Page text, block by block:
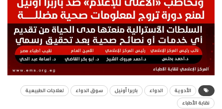
الأدوية الدواء باربرا أونيل سوق الدواء
لعلاجات الطبيعية
نقابة الأطباء